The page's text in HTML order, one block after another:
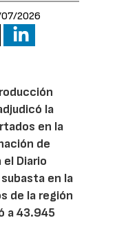
2026
la
en la
de
Diario
en la
de la región
a 43.945